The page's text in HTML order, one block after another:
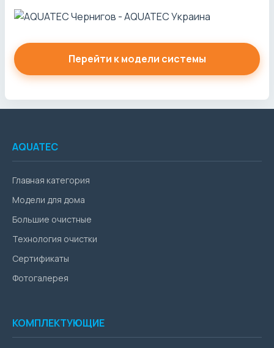
Перейти к модели системы
AQUATEC
Главная категория
Модели для дома
Большие очистные
Технология очистки
Сертификаты
Фотогалерея
КОМПЛЕКТУЮЩИЕ